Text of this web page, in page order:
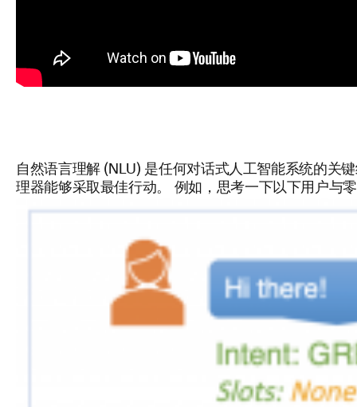
自然语言理解 (NLU) 是任何对话式人工智能系统的关
理器能够采取最佳行动。 例如，思考一下以下用户与